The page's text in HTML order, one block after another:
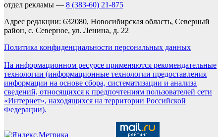
отдел рекламы — 8 (383-60) 21-875
Адрес редакции: 632080, Новосибирская область, Северный
район, с. Северное, ул. Ленина, д. 22
Политика конфиденциальности персональных данных
На информационном ресурсе применяются рекомендательные
технологии (информационные технологии предоставления
информации на основе сбора, систематизации и анализа
сведений, относящихся к предпочтениям пользователей сети
«Интернет», находящихся на территории Российской
Федерации).